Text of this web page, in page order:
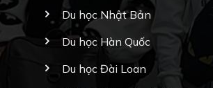
Du học Nhật Bản
Du học Hàn Quốc
Du học Đài Loan